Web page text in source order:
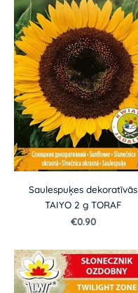
Saulespuķes dekoratīvās
TAIYO 2 g TORAF
€0.90